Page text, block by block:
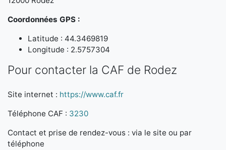
Coordonnées GPS :
Latitude : 44.3469819
Longitude : 2.5757304
Pour contacter la CAF de Rodez
Site internet : https://www.caf.fr
Téléphone CAF : 3230
Contact et prise de rendez-vous : via le site ou par
téléphone